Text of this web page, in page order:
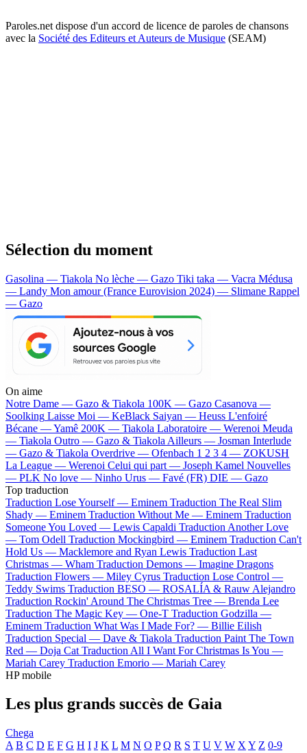
Paroles.net dispose d'un accord de licence de paroles de chansons
avec la Société des Editeurs et Auteurs de Musique (SEAM)
Sélection du moment
Gasolina — Tiakola No lèche — Gazo Tiki taka — Vacra Médusa
— Landy Mon amour (France Eurovision 2024) — Slimane Rappel
— Gazo
On aime
Notre Dame — Gazo & Tiakola 100K — Gazo Casanova —
Soolking Laisse Moi — KeBlack Saiyan — Heuss L'enfoiré
Bécane —Yamê 200K — Tiakola Laboratoire — Werenoi Meuda
— Tiakola Outro — Gazo & Tiakola Ailleurs — Josman Interlude
— Gazo & Tiakola Overdrive — Ofenbach 1 2 3 4 — ZOKUSH
La League — Werenoi Celui qui part — Joseph Kamel Nouvelles
— PLK No love — Ninho Urus — Favé (FR) DIE — Gazo
Top traduction
Traduction Lose Yourself — Eminem Traduction The Real Slim
Shady — Eminem Traduction Without Me — Eminem Traduction
Someone You Loved — Lewis Capaldi Traduction Another Love
— Tom Odell Traduction Mockingbird — Eminem Traduction Can't
Hold Us — Macklemore and Ryan Lewis Traduction Last
Christmas — Wham Traduction Demons — Imagine Dragons
Traduction Flowers — Miley Cyrus Traduction Lose Control —
Teddy Swims Traduction BESO — ROSALÍA & Rauw Alejandro
Traduction Rockin' Around The Christmas Tree — Brenda Lee
Traduction The Magic Key — One-T Traduction Godzilla —
Eminem Traduction What Was I Made For? — Billie Eilish
Traduction Special — Dave & Tiakola Traduction Paint The Town
Red — Doja Cat Traduction All I Want For Christmas Is You —
Mariah Carey Traduction Emorio — Mariah Carey
HP mobile
Les plus grands succès de Gaia
Chega
A B C D E F G H I J K L M N O P Q R S T U V W X Y Z 0-9